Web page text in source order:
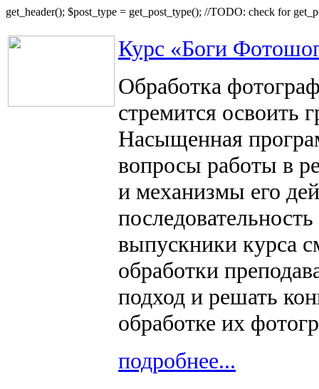
get_header(); $post_type = get_post_type(); //TODO: check for
Курс «Боги
Обработка
стремится освоить
Насыщенная
вопросы работы в
и механизмы его
выпускники курса
обработки
подход и решать
обработке их
подробнее...